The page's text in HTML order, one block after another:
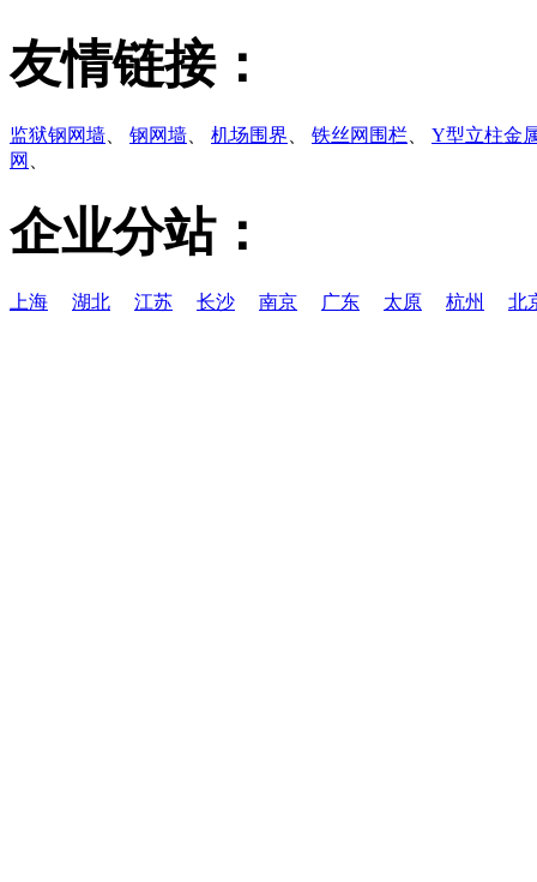
友情链接：
监狱钢网墙 钢网墙 机场围界 铁丝网围栏
Y型立柱金
网
企业分站：
上海 湖北 江苏 长沙 南京 广东 太原 杭州 北